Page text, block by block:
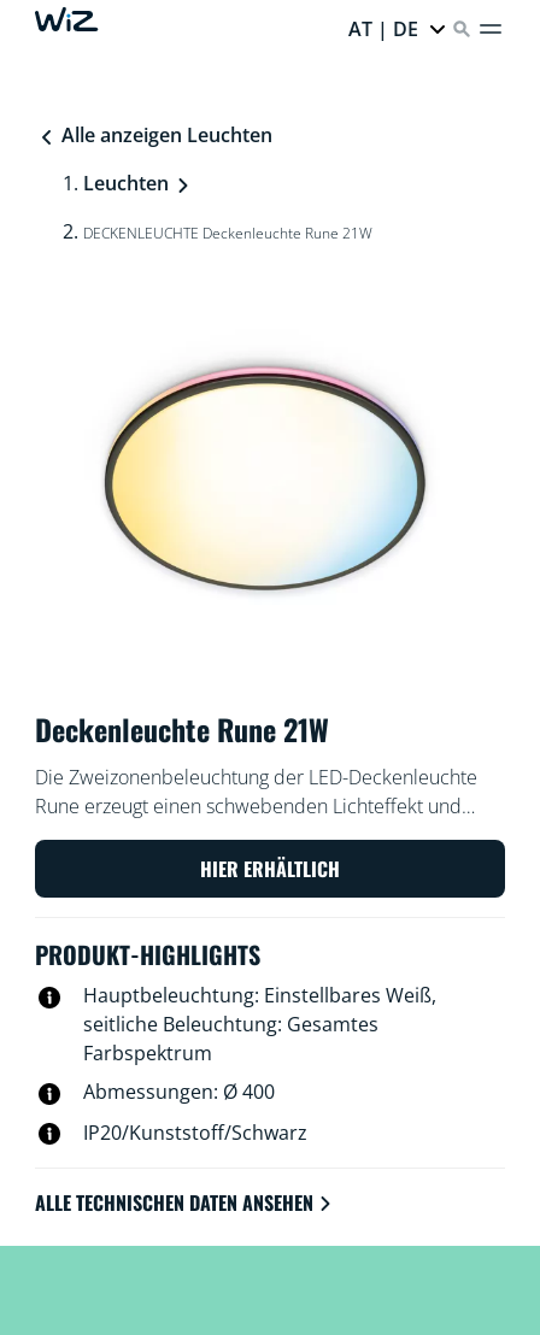
AT | DE
Alle anzeigen Leuchten
Leuchten
DECKENLEUCHTE Deckenleuchte Rune 21W
Deckenleuchte Rune 21W
Die Zweizonenbeleuchtung der LED-Deckenleuchte
Rune erzeugt einen schwebenden Lichteffekt und
dynamische Farbkombinationen. Mit der Mittelzone
für kühles, helles oder warmweißes Umgebungslicht
und einem Ring aus Farblicht sind personalisierte
Überraschung sorgen.
HIER ERHÄLTLICH
PRODUKT-HIGHLIGHTS
Hauptbeleuchtung: Einstellbares Weiß,
seitliche Beleuchtung: Gesamtes
Farbspektrum
Abmessungen: Ø 400
IP20/Kunststoff/Schwarz
ALLE TECHNISCHEN DATEN ANSEHEN